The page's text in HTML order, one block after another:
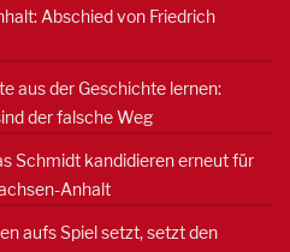
Abschied von Friedrich
aus der Geschichte lernen:
der falsche Weg
Schmidt kandidieren erneut für
Anhalt
aufs Spiel setzt, setzt den